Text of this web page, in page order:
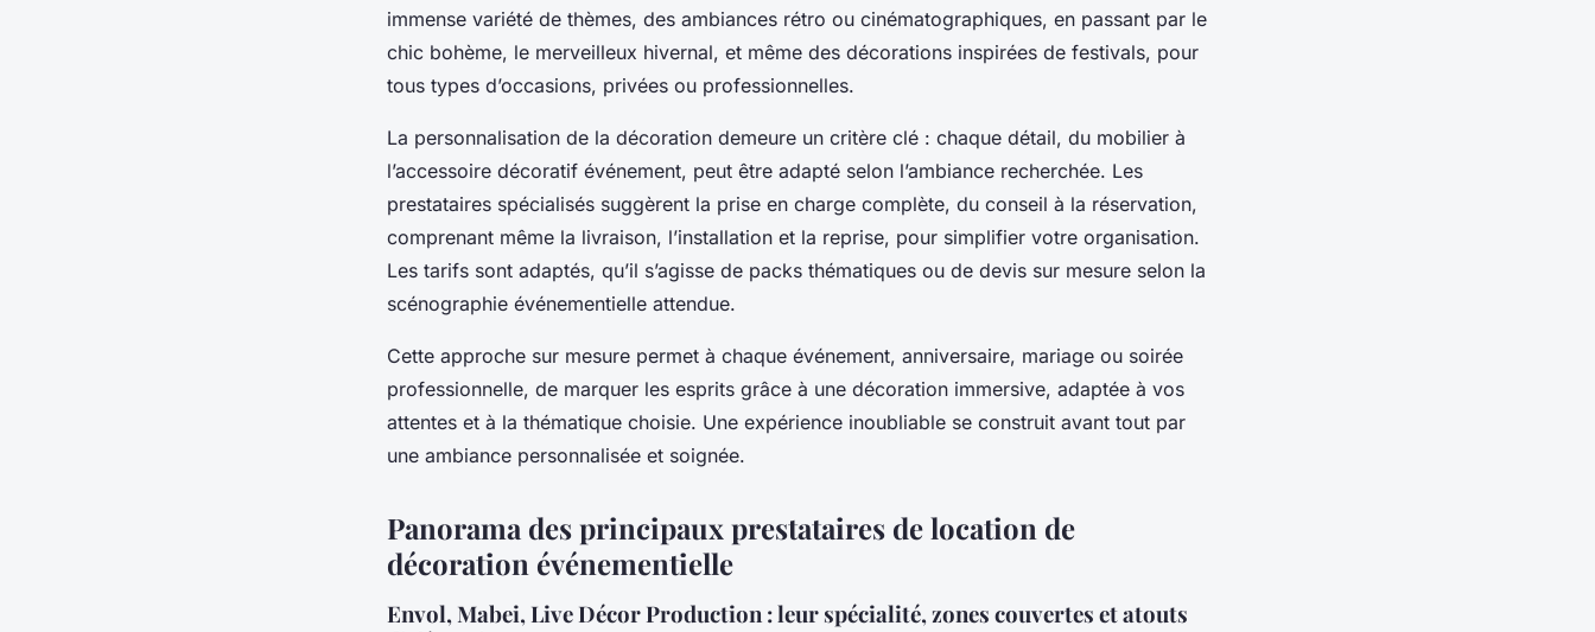
immense variété de thèmes, des ambiances rétro ou cinématographiques, en passant par le
chic bohème, le merveilleux hivernal, et même des décorations inspirées de festivals, pour
tous types d’occasions, privées ou professionnelles.
La personnalisation de la décoration demeure un critère clé : chaque détail, du mobilier à
l’accessoire décoratif événement, peut être adapté selon l’ambiance recherchée. Les
prestataires spécialisés suggèrent la prise en charge complète, du conseil à la réservation,
comprenant même la livraison, l’installation et la reprise, pour simplifier votre organisation.
Les tarifs sont adaptés, qu’il s’agisse de packs thématiques ou de devis sur mesure selon la
scénographie événementielle attendue.
Cette approche sur mesure permet à chaque événement, anniversaire, mariage ou soirée
professionnelle, de marquer les esprits grâce à une décoration immersive, adaptée à vos
attentes et à la thématique choisie. Une expérience inoubliable se construit avant tout par
une ambiance personnalisée et soignée.
Panorama des principaux prestataires de location de
décoration événementielle
Envol, Mabei, Live Décor Production : leur spécialité, zones couvertes et atouts